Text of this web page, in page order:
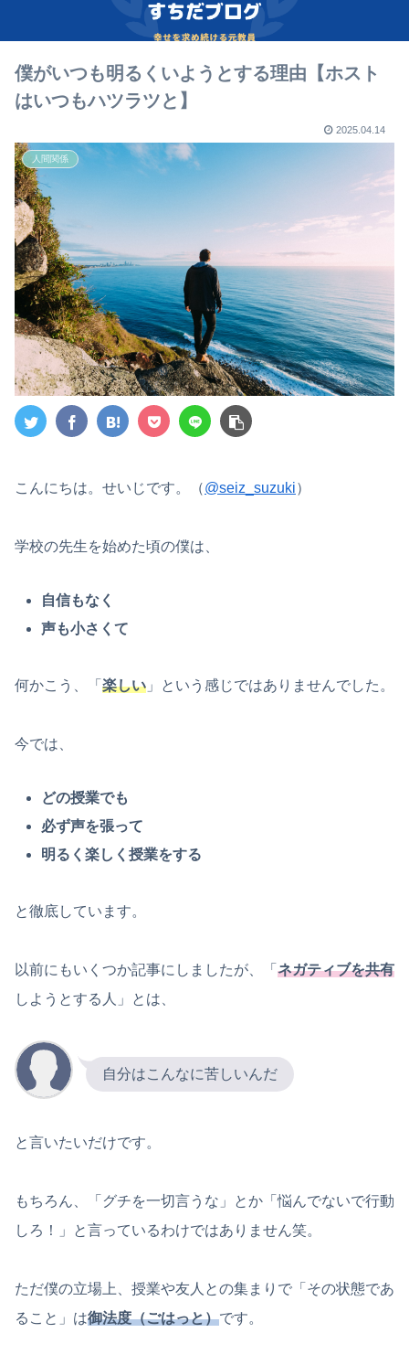
僕がいつも明るくいようとする理由【ホスト
はいつもハツラツと】
2025.04.14
人間関係
こんにちは。せいじです。（@seiz_suzuki）
学校の先生を始めた頃の僕は、
自信もなく
声も小さくて
何かこう、「 楽しい 」という感じではありませんでした。
今では、
どの授業でも
必ず声を張って
明るく楽しく授業をする
と徹底しています。
以前にもいくつか記事にしましたが、「 ネガティブを共有
しようとする人」とは、
自分はこんなに苦しいんだ
と言いたいだけです。
もちろん、「グチを一切言うな」とか「悩んでないで行動
しろ！」と言っているわけではありません笑。
ただ僕の立場上、授業や友人との集まりで「その状態であ
ること」は御法度（ごはっと）です。